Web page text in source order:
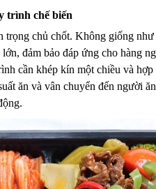
trình chế biến
trọng chủ chốt. Không giống
đảm bảo đáp ứng cho hàng
cần khép kín một chiều và
ăn và vân chuyển đến người